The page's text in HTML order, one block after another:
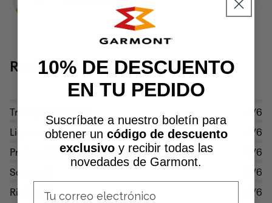
Rendimiento
Transpirabilidad
4/6
Ligereza
4/6
Protección
3/6
Soporte
3/6
Rigidez
3/6
10% DE DESCUENTO
EN TU PEDIDO
Suscríbate a nuestro boletín para
obtener un código de descuento
exclusivoy recibir todas las
novedades de Garmont.